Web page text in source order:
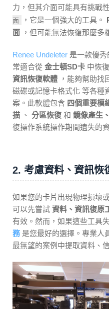
力，但其介面可能具有挑戰
面
，它是一個強大的工具。
面 ，但可能無法恢復那麼多
Renee Undeleter 是一款優
常適合從 金士頓SD卡 中恢
資訊恢復軟體 ，能夠幫助找
磁碟或記憶卡格式化 等各種
案。此軟體包含 四個重要模
描 、 分區恢復 和 鏡像產生
復操作系統操作期間遺失的
2. 考慮資料、資訊恢
如果您的卡片出現物理損壞
可以先嘗試 資料、資訊復原
有效。然而，如果這些工具
務 是您最好的選擇。專業人
最無望的案例中提取資料、